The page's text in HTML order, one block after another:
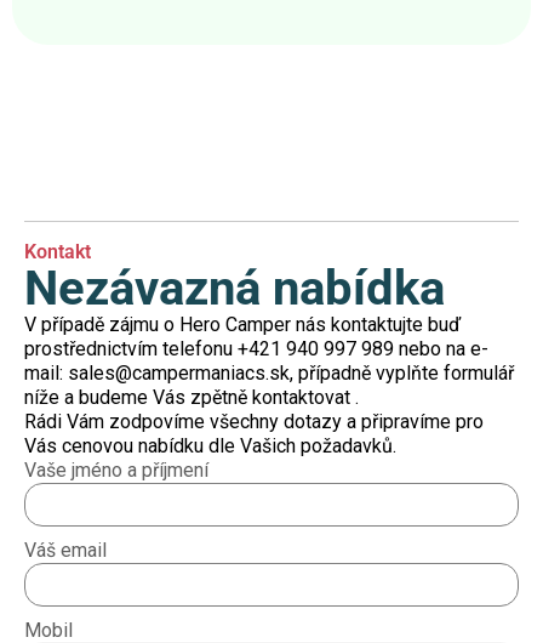
Kontakt
Nezávazná nabídka
V případě zájmu o Hero Camper nás kontaktujte buď
prostřednictvím telefonu +421 940 997 989 nebo na e-
mail: sales@campermaniacs.sk, případně vyplňte formulář
níže a budeme Vás zpětně kontaktovat .
Rádi Vám zodpovíme všechny dotazy a připravíme pro
Vás cenovou nabídku dle Vašich požadavků.
Vaše jméno a příjmení
Váš email
Mobil